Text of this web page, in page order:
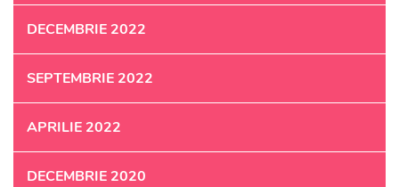
DECEMBRIE 2022
SEPTEMBRIE 2022
APRILIE 2022
DECEMBRIE 2020